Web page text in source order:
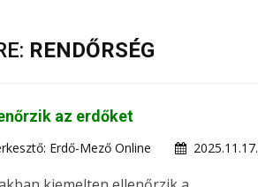
RENDŐRSÉG
az erdőket
Erdő-Mező Online 2025.11.17.